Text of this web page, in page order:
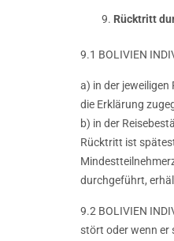
Rücktritt
9.1 BOLIVIEN
a) in der
die Erklärung
b) in der
Rücktritt ist
durchgeführt,
9.2 BOLIVIEN
stört oder wenn er